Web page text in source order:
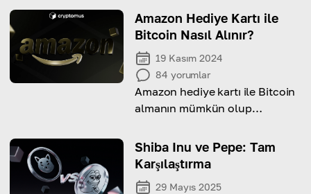
Amazon Hediye Kartı ile
Bitcoin Nasıl Alınır?
19 Kasım 2024
84 yorumlar
Amazon hediye kartı ile Bitcoin
almanın mümkün olup
keşfedin!
Shiba Inu ve Pepe: Tam
Karşılaştırma
29 Mayıs 2025